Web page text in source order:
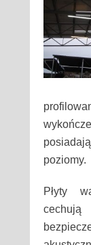
poziomy.
Płyty